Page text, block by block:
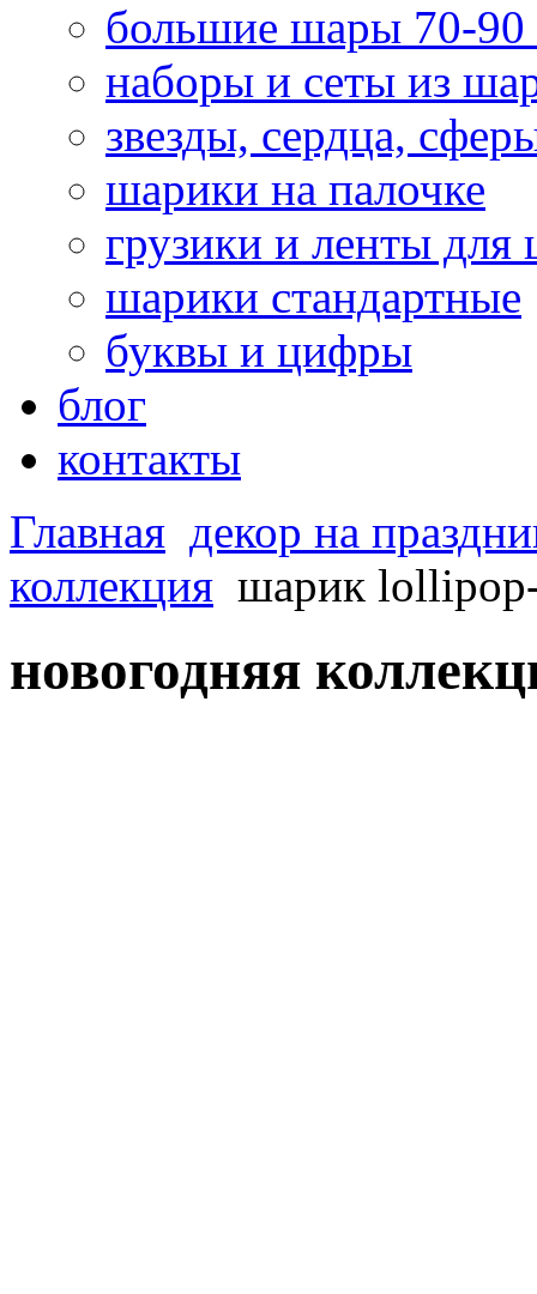
большие шары 70-90
наборы и сеты из
звезды, сердца,
шарики на палочке
грузики и ленты для
шарики стандартные
буквы и цифры
блог
контакты
Главная декор на
коллекция шарик
новогодняя